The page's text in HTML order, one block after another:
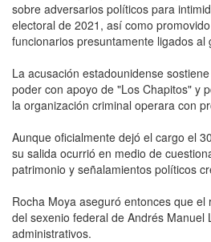
sobre adversarios políticos para
electoral de 2021, así como
funcionarios presuntamente ligados al
La acusación estadounidense
poder con apoyo de "Los Chapitos" y
la organización criminal operara con
Aunque oficialmente dejó el cargo el
su salida ocurrió en medio de
patrimonio y señalamientos políticos
Rocha Moya aseguró entonces que
del sexenio federal de Andrés Manuel
administrativos.